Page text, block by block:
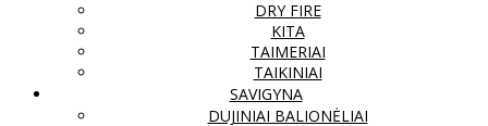
DRY FIRE
KITA
TAIMERIAI
TAIKINIAI
SAVIGYNA
DUJINIAI BALIONĖLIAI